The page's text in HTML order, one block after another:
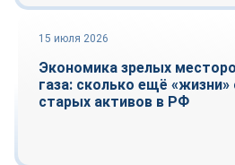
Тренды
15 июля 2026
Экономика зрелых
газа: сколько ещё «жизни»
старых активов в РФ